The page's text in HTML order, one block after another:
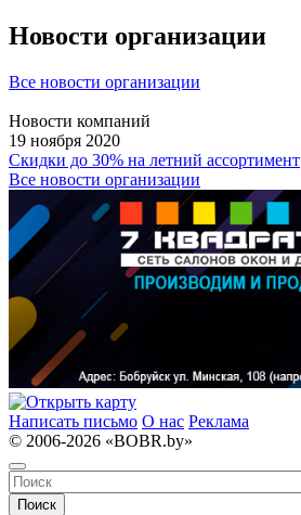
Новости организации
Все новости организации
Новости компаний
19 ноября 2020
Скидки до 30% на летний ассортимент
Все новости организации
Написать письмо О нас Реклама
© 2006-2026 «BOBR.by»
Поиск